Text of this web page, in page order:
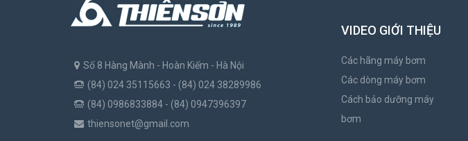
Số 8 Hàng Mành - Hoàn Kiếm - Hà Nội
(84) 024 35115663 - (84) 024 38289986
(84) 0986833884 - (84) 0947396397
thiensonet@gmail.com
VIDEO GIỚI THIỆU
Các hãng máy bơm
Các dòng máy bơm
Cách bảo dưỡng máy
bơm